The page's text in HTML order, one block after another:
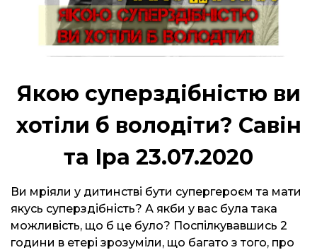
Якою суперздібністю ви
хотіли б володіти? Савін
та Іра 23.07.2020
Ви мріяли у дитинстві бути супергероєм та мати
якусь суперздібність? А якби у вас була така
можливість, що б це було? Поспілкувавшись 2
години в етері зрозуміли, що багато з того, про